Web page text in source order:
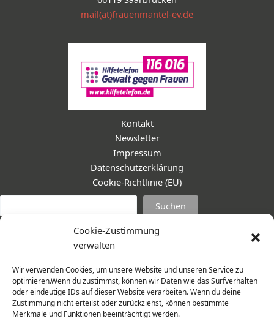
Cookie-Zustimmung
verwalten
Wir verwenden Cookies, um unsere Website und unseren Service zu
optimieren.Wenn du zustimmst, können wir Daten wie das Surfverhalten
oder eindeutige IDs auf dieser Website verarbeiten. Wenn du deine
Zustimmung nicht erteilst oder zurückziehst, können bestimmte
Merkmale und Funktionen beeinträchtigt werden.
mail(at)frauenmantel-ev.de
Kontakt
Newsletter
Impressum
Datenschutzerklärung
Cookie-Richtlinie (EU)
Suchen